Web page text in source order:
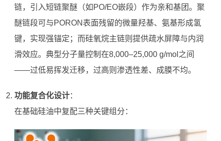
链，引入短链聚醚（如PO/EO嵌段）作为亲和基团。聚
醚链段可与PORON表面残留的微量羟基、氨基形成氢
键，实现强锚定；而硅氧烷主链则提供疏水屏障与内润
滑效应。典型分子量控制在8,000–25,000 g/mol之间
——过低易挥发迁移，过高则渗透性差、成膜不均。
功能复合化设计：
在基础硅油中复配三种关键组分：